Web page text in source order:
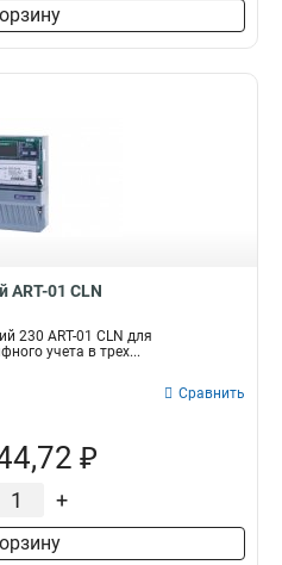
АRT-01 СLN
230 АRT-01 СLN для
учета в трех...
Сравнить
₽
+